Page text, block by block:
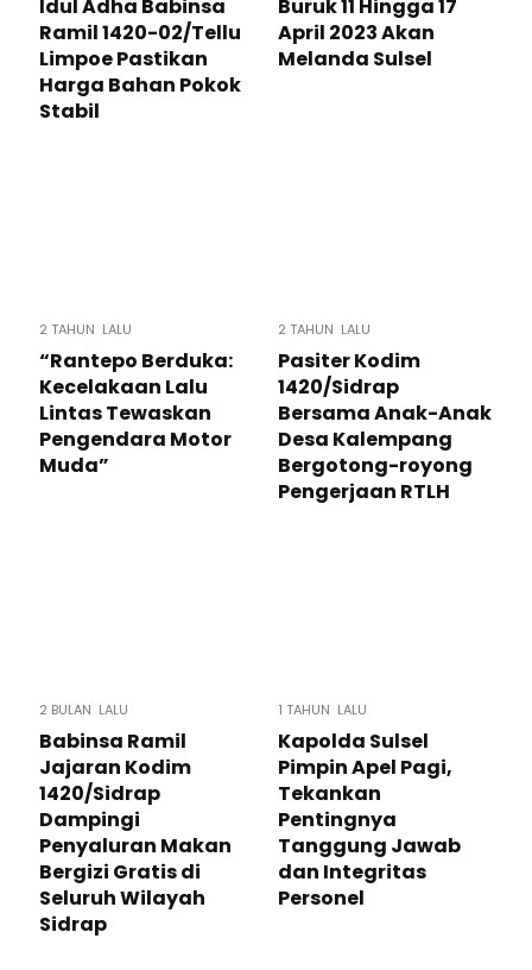
Idul Adha Babinsa
Ramil 1420-02/Tellu
Limpoe Pastikan
Harga Bahan Pokok
Stabil
Buruk 11 Hingga 17
April 2023 Akan
Melanda Sulsel
2 TAHUN LALU
“Rantepo Berduka:
Kecelakaan Lalu
Lintas Tewaskan
Pengendara Motor
Muda”
2 TAHUN LALU
Pasiter Kodim
1420/Sidrap
Bersama Anak-Anak
Desa Kalempang
Bergotong-royong
Pengerjaan RTLH
2 BULAN LALU
Babinsa Ramil
Jajaran Kodim
1420/Sidrap
Dampingi
Penyaluran Makan
Bergizi Gratis di
Seluruh Wilayah
Sidrap
1 TAHUN LALU
Kapolda Sulsel
Pimpin Apel Pagi,
Tekankan
Pentingnya
Tanggung Jawab
dan Integritas
Personel